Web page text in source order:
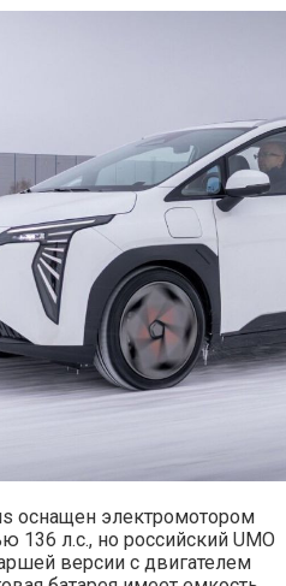
оснащен электромотором
136 л.с., но российский UMO
версии с двигателем